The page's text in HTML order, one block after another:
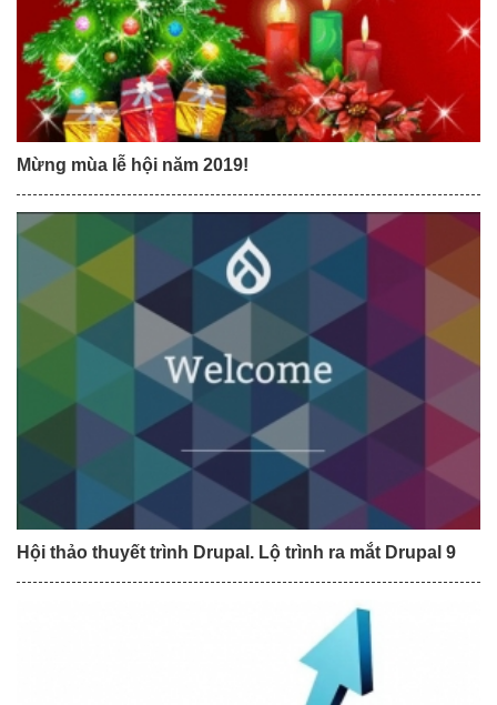
Mừng mùa lễ hội năm 2019!
Hội thảo thuyết trình Drupal. Lộ trình ra mắt Drupal 9